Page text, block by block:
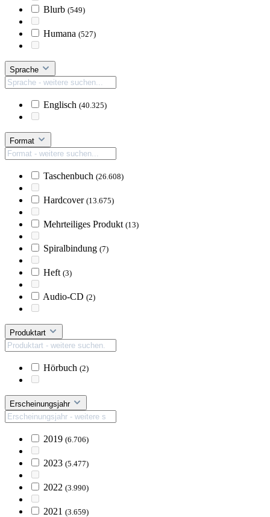
Blurb (549)
Humana (527)
Sprache
Englisch (40.325)
Format
Taschenbuch (26.608)
Hardcover (13.675)
Mehrteiliges Produkt (13)
Spiralbindung (7)
Heft (3)
Audio-CD (2)
Produktart
Hörbuch (2)
Erscheinungsjahr
2019 (6.706)
2023 (5.477)
2022 (3.990)
2021 (3.659)